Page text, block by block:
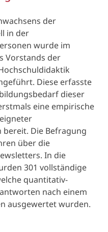
der
in der
wurde im
Vorstands der
Diese erfasste
dieser
eine empirische
Die Befragung
über die
In die
301 vollständige
quantitativ-
nach einem
ausgewertet wurden.